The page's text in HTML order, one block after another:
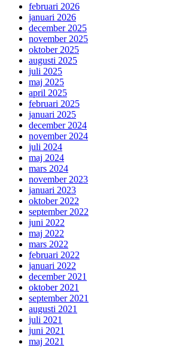
februari 2026
januari 2026
december 2025
november 2025
oktober 2025
augusti 2025
juli 2025
maj 2025
april 2025
februari 2025
januari 2025
december 2024
november 2024
juli 2024
maj 2024
mars 2024
november 2023
januari 2023
oktober 2022
september 2022
juni 2022
maj 2022
mars 2022
februari 2022
januari 2022
december 2021
oktober 2021
september 2021
augusti 2021
juli 2021
juni 2021
maj 2021